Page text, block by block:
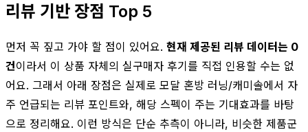
리뷰 기반 장점 Top 5
먼저 꼭 짚고 가야 할 점이 있어요. 현재 제공된 리뷰 데이터는 0
건이라서 이 상품 자체의 실구매자 후기를 직접 인용할 수는 없
어요. 그래서 아래 장점은 실제로 모달 혼방 러닝/캐미솔에서 자
주 언급되는 리뷰 포인트와, 해당 스펙이 주는 기대효과를 바탕
으로 정리해요. 이런 방식은 단순 추측이 아니라, 비슷한 제품군